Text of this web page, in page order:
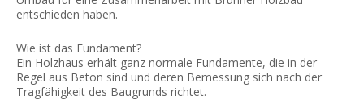
entschieden haben.
Wie ist das Fundament?
Ein Holzhaus erhält ganz normale Fundamente, die in der
Regel aus Beton sind und deren Bemessung sich nach der
Tragfähigkeit des Baugrunds richtet.